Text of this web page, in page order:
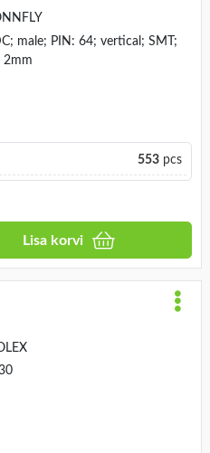
male; PIN: 64; vertical; SMT;
2mm
553pcs
Lisa korvi